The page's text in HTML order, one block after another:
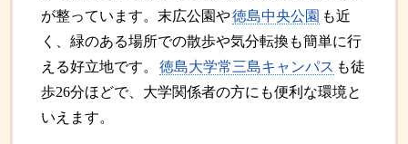
が整っています。末広公園や徳島中央公園 も近
く、緑のある場所での散歩や気分転換も簡単に行
える好立地です。
徳島大学常三島キャンパス も徒
歩26分ほどで、大学関係者の方にも便利な環境と
いえます。